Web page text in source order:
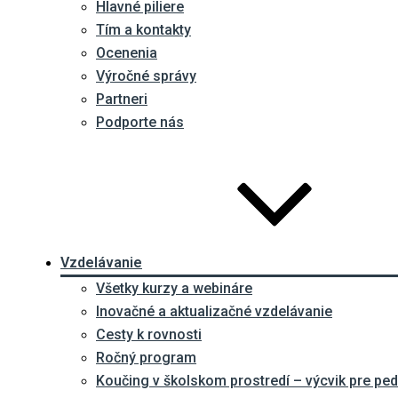
Hlavné piliere
Tím a kontakty
Ocenenia
Výročné správy
Partneri
Podporte nás
Vzdelávanie
Všetky kurzy a webináre
Inovačné a aktualizačné vzdelávanie
Cesty k rovnosti
Ročný program
Koučing v školskom prostredí – výcvik pre